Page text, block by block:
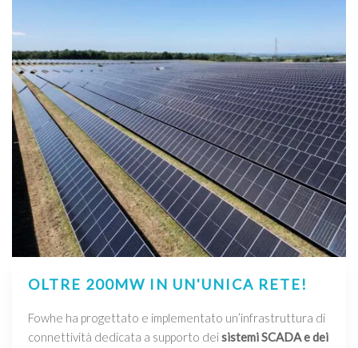
OLTRE 200MW IN UN'UNICA RETE!
Fowhe ha progettato e implementato un’infrastruttura di
connettività dedicata a supporto deisistemi SCADA e dei